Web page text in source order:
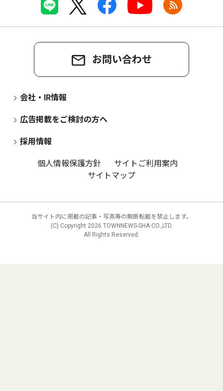
お問い合わせ
会社・IR情報
広告掲載をご検討の方へ
採用情報
個人情報保護方針
サイトご利用案内
サイトマップ
当サイト内に掲載の記事・写真等の無断転載を禁止します。
(C) Copyright 2026 TOWNNEWS-SHA CO.,LTD.
All Rights Reserved.